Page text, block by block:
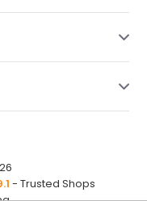
- Trusted Shops